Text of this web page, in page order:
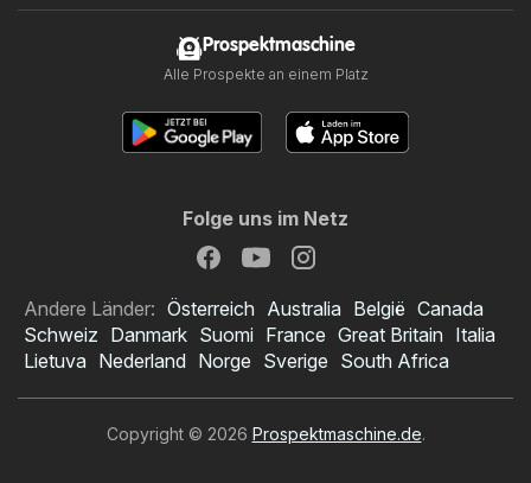
Prospektmaschine
Alle Prospekte an einem Platz
Folge uns im Netz
Andere Länder: Österreich Australia België Canada
Schweiz Danmark Suomi France Great Britain Italia
Lietuva Nederland Norge Sverige South Africa
Copyright © 2026 Prospektmaschine.de.